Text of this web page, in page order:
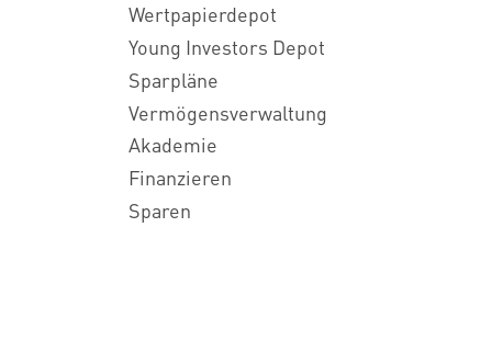
Wertpapierdepot
Young Investors Depot
Sparpläne
Vermögensverwaltung
Akademie
Finanzieren
Sparen